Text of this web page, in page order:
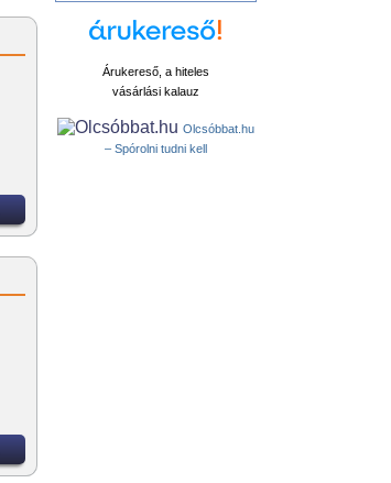
Árukereső, a hiteles
vásárlási kalauz
Olcsóbbat.hu
– Spórolni tudni kell